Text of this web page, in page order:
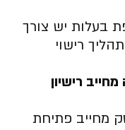
בעלות יש צורך
רישוי
רישיון
מחייב פתיחת